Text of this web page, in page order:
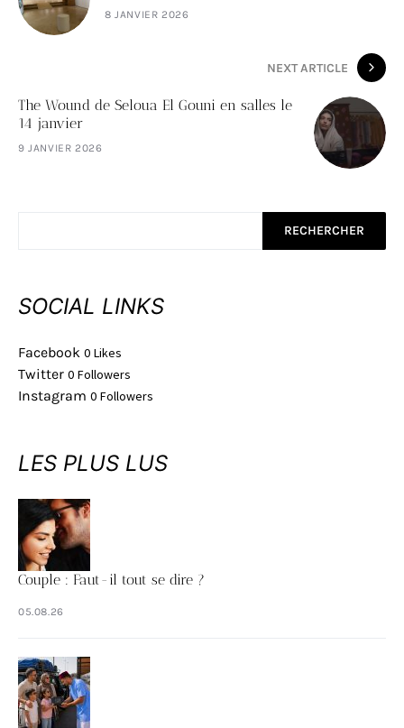
8 JANVIER 2026
NEXT ARTICLE
The Wound de Seloua El Gouni en salles le
14 janvier
9 JANVIER 2026
RECHERCHER
SOCIAL LINKS
Facebook 0 Likes
Twitter 0 Followers
Instagram 0 Followers
LES PLUS LUS
Couple : Faut-il tout se dire ?
05.08.26